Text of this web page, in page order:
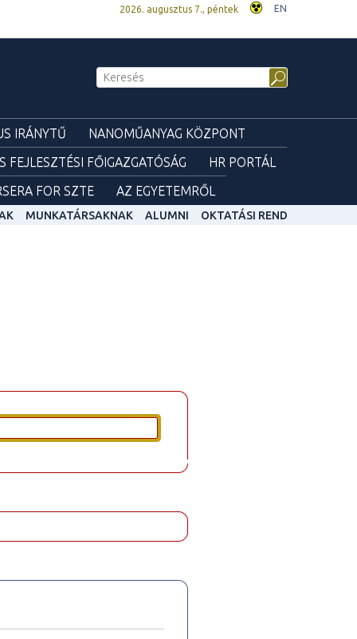
2026. augusztus 7., péntek EN
IRÁNYTŰ
NANOMŰANYAG KÖZPONT
FEJLESZTÉSI FŐIGAZGATÓSÁG
HR PORTÁL
FOR SZTE AZ EGYETEMRŐL
MUNKATÁRSAKNAK ALUMNI OKTATÁSI REND